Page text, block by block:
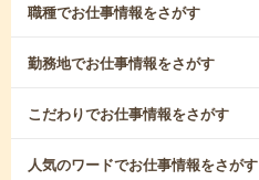
職種でお仕事情報をさがす
勤務地でお仕事情報をさがす
こだわりでお仕事情報をさがす
人気のワードでお仕事情報をさがす